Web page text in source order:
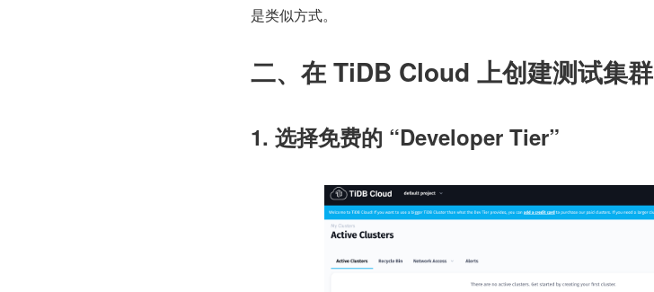
是类似方式。
二、在 TiDB Cloud 上创建测试集群
1. 选择免费的 “Developer Tier”